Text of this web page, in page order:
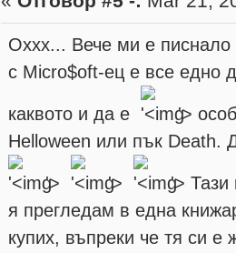
Оххх... Вече ми е
с Micro$oft-ец е все едно
каквото и да е '>
Helloween или пък
'> '> '> Тази
я прегледам в една
купих, въпреки че тя си